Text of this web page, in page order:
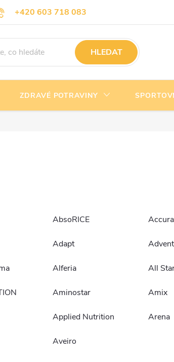
+420 603 718 083
info@nejlevnejsivyziva.cz
a platba Kontakty
HLEDAT
ZDRAVÉ POTRAVINY
AbsoRICE
Adapt
Alferia All
Aminostar Amix
Applied Nutrition Arena
Aveiro